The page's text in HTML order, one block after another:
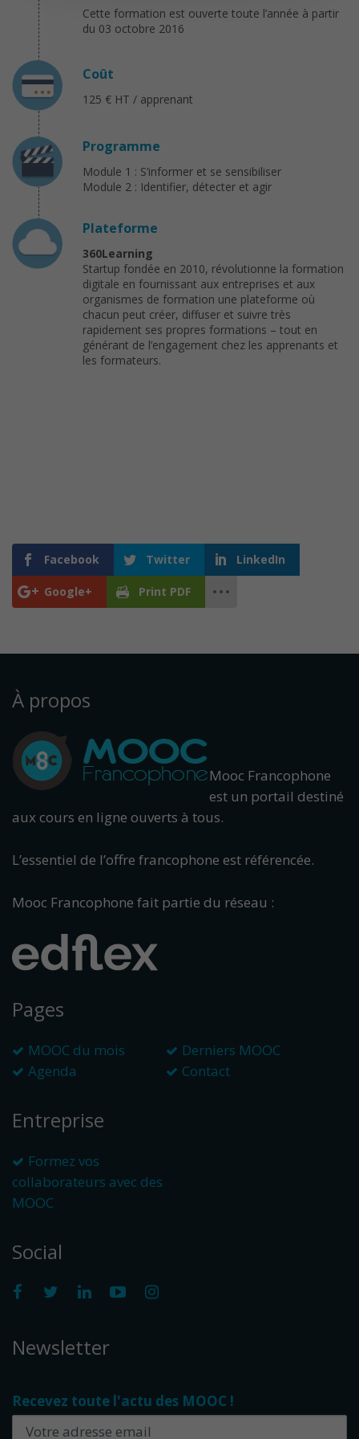
Cette formation est ouverte toute l’année à partir
du 03 octobre 2016
Coût
125 € HT / apprenant
Programme
Module 1 : S’informer et se sensibiliser
Module 2 : Identifier, détecter et agir
Plateforme
360Learning
Startup fondée en 2010, révolutionne la formation
digitale en fournissant aux entreprises et aux
organismes de formation une plateforme où
chacun peut créer, diffuser et suivre très
rapidement ses propres formations – tout en
générant de l’engagement chez les apprenants et
les formateurs.
Facebook Twitter LinkedIn
Google+ Print PDF
À propos
Mooc Francophone
est un portail destiné
aux cours en ligne ouverts à tous.
L’essentiel de l’offre francophone est référencée.
Mooc Francophone fait partie du réseau :
Pages
MOOC du mois
Derniers MOOC
Agenda
Contact
Entreprise
Formez vos
collaborateurs avec des
MOOC
Social
Newsletter
Recevez toute l'actu des MOOC !